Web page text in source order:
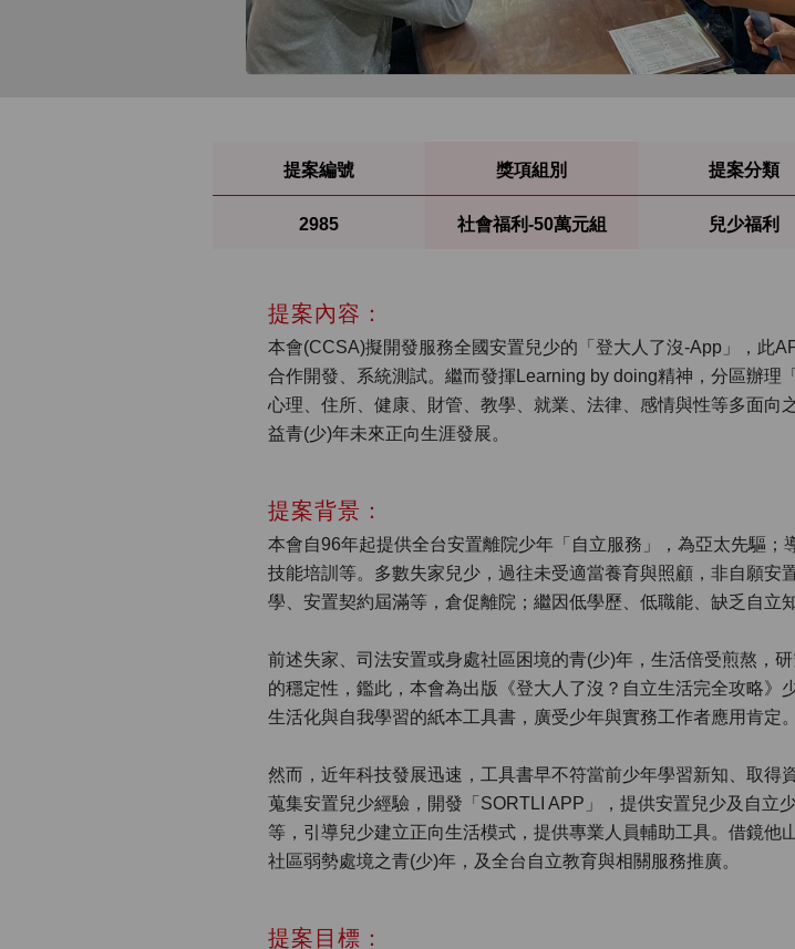
提案編號
2985
獎項組別
社會福利-50萬元組
提案分類
兒少福利
提案內容：
本會(CCSA)擬開發服務全國安置兒少的「登大人了沒-App」，此
合作開發、系統測試。繼而發揮Learning by doing精神，分區辦
心理、住所、健康、財管、教學、就業、法律、感情與性等多面
益青(少)年未來正向生涯發展。
提案背景：
本會自96年起提供全台安置離院少年「自立服務」，為亞太先驅
技能培訓等。多數失家兒少，過往未受適當養育與照顧，非自願
學、安置契約屆滿等，倉促離院；繼因低學歷、低職能、缺乏自立
前述失家、司法安置或身處社區困境的青(少)年，生活倍受煎熬，
的穩定性，鑑此，本會為出版《登大人了沒？自立生活完全攻略
生活化與自我學習的紙本工具書，廣受少年與實務工作者應用肯定。
然而，近年科技發展迅速，工具書早不符當前少年學習新知、取
蒐集安置兒少經驗，開發「SORTLI APP」，提供安置兒少及自立
等，引導兒少建立正向生活模式，提供專業人員輔助工具。借鏡
社區弱勢處境之青(少)年，及全台自立教育與相關服務推廣。
提案目標：